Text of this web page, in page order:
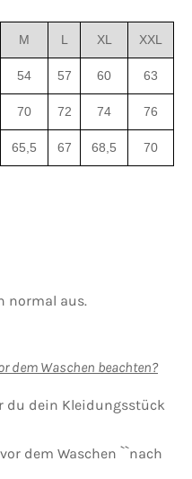
M L XL XXL
54 57 60 63
70 72 74 76
65,5 67 68,5 70
normal aus.
dem Waschen beachten?
du dein Kleidungsstück
dem Waschen ``nach